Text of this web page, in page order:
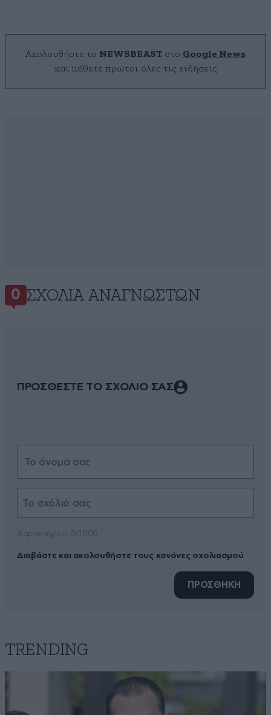
Ακολουθήστε το NEWSBEAST στο Google News
και μάθετε πρώτοι όλες τις ειδήσεις
0 ΣΧΌΛΙΑ ΑΝΑΓΝΩΣΤΏΝ
ΠΡΟΣΘΕΣΤΕ ΤΟ ΣΧΟΛΙΟ ΣΑΣ
Διαβάστε και ακολουθήστε τους κανόνες σχολιασμού
ΠΡΟΣΘΗΚΗ
TRENDING